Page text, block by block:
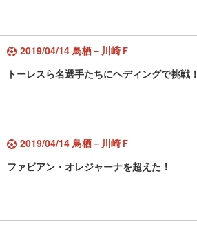
2019/04/14 鳥栖－川崎Ｆ
トーレスら名選手たちにヘディングで挑戦！
2019/04/14 鳥栖－川崎Ｆ
ファビアン・オレジャーナを超えた！